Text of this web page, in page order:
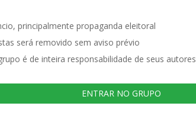
principalmente propaganda eleitoral
será removido sem aviso prévio
é de inteira responsabilidade de seus autores
ENTRAR NO GRUPO